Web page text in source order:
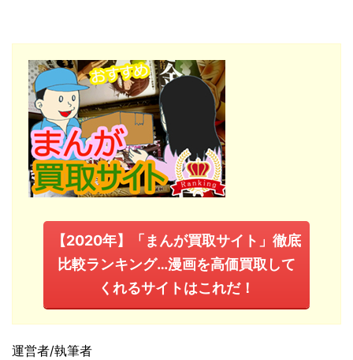
【2020年】「まんが買取サイト」徹底
比較ランキング…漫画を高価買取して
くれるサイトはこれだ！
運営者/執筆者